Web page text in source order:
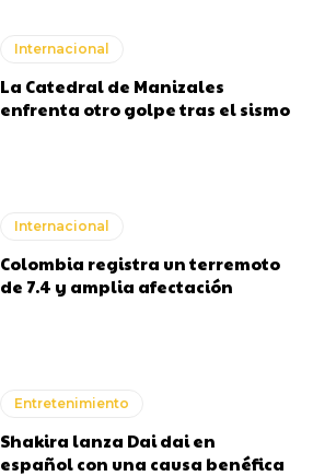
Internacional
La Catedral de Manizales
enfrenta otro golpe tras el sismo
Internacional
Colombia registra un terremoto
de 7.4 y amplia afectación
Entretenimiento
Shakira lanza Dai dai en
español con una causa benéfica